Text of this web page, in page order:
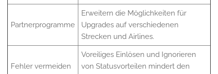
Partnerprogramme
Erweitern die Möglichkeiten für
Upgrades auf verschiedenen
Strecken und Airlines.
Fehler vermeiden
Voreiliges Einlösen und Ignorieren
von Statusvorteilen mindert den